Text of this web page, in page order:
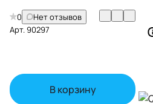
0
Нет отзывов
Арт.90297
В корзину